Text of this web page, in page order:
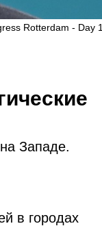
Rotterdam - Day 1
Западе.
в городах